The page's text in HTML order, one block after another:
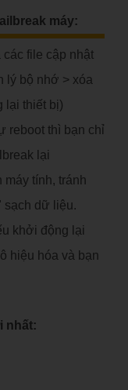
máy:
file cập nhật
lý bộ nhớ > xóa
lại thiết bị)
reboot thì bạn chỉ
lại
máy tính, tránh
sạch dữ liệu.
khởi động lại
hiệu hóa và bạn
nhất: